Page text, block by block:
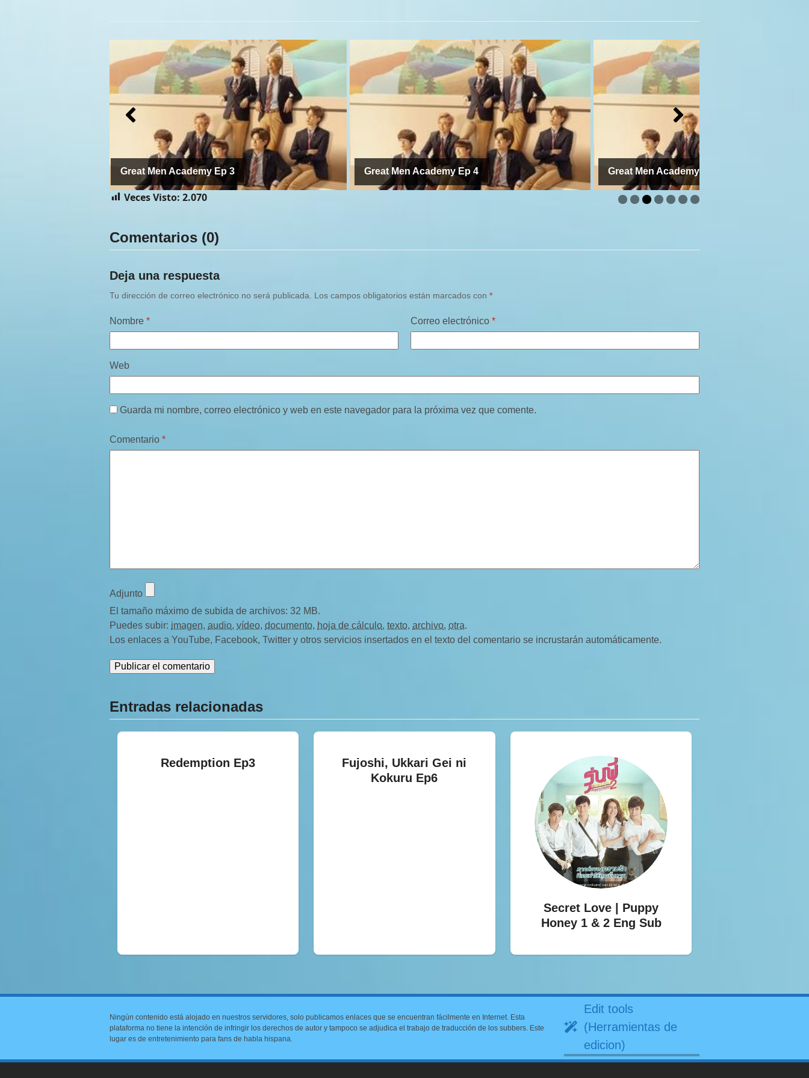
Great Men Academy Ep 4 Great Men Academy Ep 5 Great Men Academy Ep 6
Veces Visto: 2.070
Comentarios (0)
Deja una respuesta
Tu dirección de correo electrónico no será publicada. Los campos obligatorios están marcados con *
Nombre * Correo electrónico *
Web
Guarda mi nombre, correo electrónico y web en este navegador para la próxima vez que comente.
Comentario *
Adjunto
El tamaño máximo de subida de archivos: 32 MB.
Puedes subir: imagen, audio, vídeo, documento, hoja de cálculo, texto, archivo, otra.
Los enlaces a YouTube, Facebook, Twitter y otros servicios insertados en el texto del comentario se incrustarán automáticamente.
Entradas relacionadas
Redemption Ep3
Fujoshi, Ukkari Gei ni
Kokuru Ep6
Secret Love | Puppy
Honey 1 & 2 Eng Sub
Ningún contenido está alojado en nuestros servidores, solo publicamos enlaces que se encuentran fácilmente en Internet. Esta
plataforma no tiene la intención de infringir los derechos de autor y tampoco se adjudica el trabajo de traducción de los subbers. Este
lugar es de entretenimiento para fans de habla hispana.
Edit tools
(Herramientas de
edicion)